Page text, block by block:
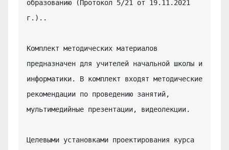
образованию (Протокол 5/21 от 19.11.2021
г.)..
Комплект методических материалов
предназначен для учителей начальной школы и
информатики. В комплект входят методические
рекомендации по проведению занятий,
мультимедийные презентации, видеолекции.
Целевыми установками проектирования курса